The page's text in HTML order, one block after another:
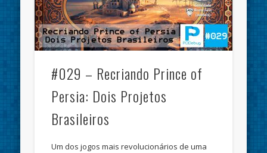
#029 – Recriando Prince of
Persia: Dois Projetos
Brasileiros
Um dos jogos mais revolucionários de uma